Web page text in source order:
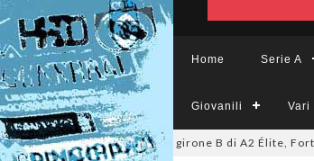
Home Serie A
Giovanili Vari
05/08/2026CDM nel girone B di A2 Élite,